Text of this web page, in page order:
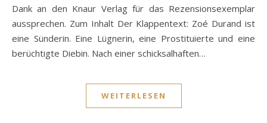
Dank an den Knaur Verlag für das Rezensionsexemplar
aussprechen. Zum Inhalt Der Klappentext: Zoé Durand ist
eine Sünderin. Eine Lügnerin, eine Prostituierte und eine
berüchtigte Diebin. Nach einer schicksalhaften…
WEITERLESEN